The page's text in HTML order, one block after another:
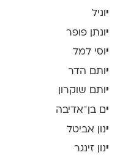
י וניל
י ונתן פופר
יוסי למל
י ותם הדר
יותם שוקרון
ים בן־אדיבה
ינון אביטל
ינון זינגר